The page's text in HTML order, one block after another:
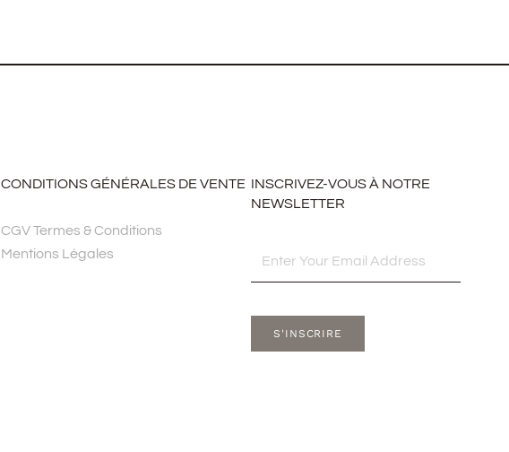
CONDITIONS GÉNÉRALES DE VENTE
CGV Termes & Conditions
Mentions Légales
INSCRIVEZ-VOUS À NOTRE
NEWSLETTER
S'INSCRIRE